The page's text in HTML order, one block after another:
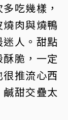
吃幾樣，
肉與燒鴨
人。甜點
脆，一定
推流心西
甜交疊太